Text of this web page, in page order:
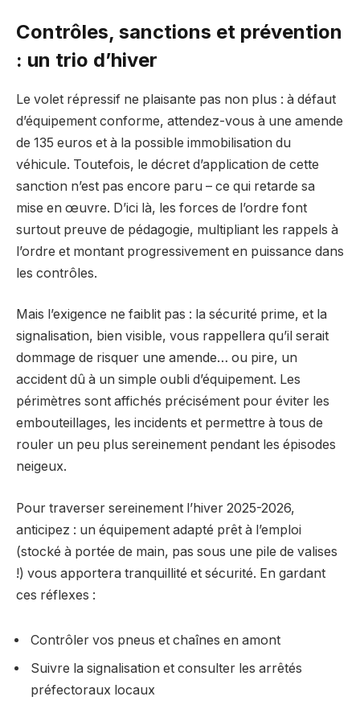
Contrôles, sanctions et prévention
: un trio d’hiver
Le volet répressif ne plaisante pas non plus : à défaut
d’équipement conforme, attendez-vous à une amende
de 135 euros et à la possible immobilisation du
véhicule. Toutefois, le décret d’application de cette
sanction n’est pas encore paru – ce qui retarde sa
mise en œuvre. D’ici là, les forces de l’ordre font
surtout preuve de pédagogie, multipliant les rappels à
l’ordre et montant progressivement en puissance dans
les contrôles.
Mais l’exigence ne faiblit pas : la sécurité prime, et la
signalisation, bien visible, vous rappellera qu’il serait
dommage de risquer une amende… ou pire, un
accident dû à un simple oubli d’équipement. Les
périmètres sont affichés précisément pour éviter les
embouteillages, les incidents et permettre à tous de
rouler un peu plus sereinement pendant les épisodes
neigeux.
Pour traverser sereinement l’hiver 2025-2026,
anticipez : un équipement adapté prêt à l’emploi
(stocké à portée de main, pas sous une pile de valises
!) vous apportera tranquillité et sécurité. En gardant
ces réflexes :
Contrôler vos pneus et chaînes en amont
Suivre la signalisation et consulter les arrêtés
préfectoraux locaux